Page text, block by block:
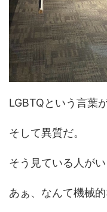
LGBTQという言葉
そして異質だ。
そう見ている人がい
あぁ、なんて機械的